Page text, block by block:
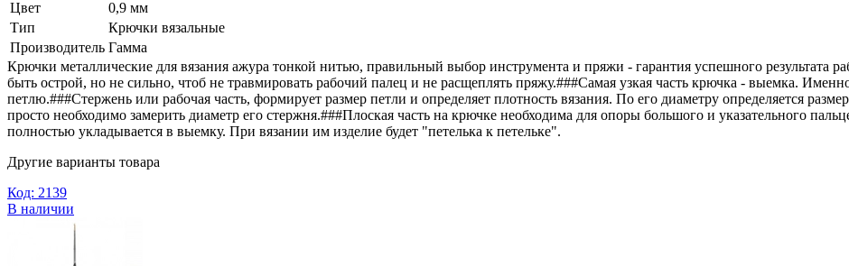
Цвет
0,9 мм
Тип
Крючки вязальные
Производитель Гамма
Крючки металлические для вязания ажура тонкой нитью, правильный выбор инструмента и пряжи - гарантия успешного результата
быть острой, но не сильно, чтоб не травмировать рабочий палец и не расщеплять пряжу.###Самая узкая часть крючка - выемка.
петлю.###Стержень или рабочая часть, формирует размер петли и определяет плотность вязания. По его диаметру определяется
просто необходимо замерить диаметр его стержня.###Плоская часть на крючке необходима для опоры большого и указательного
полностью укладывается в выемку. При вязании им изделие будет "петелька к петельке".
Другие варианты товара
Код: 2139
В наличии